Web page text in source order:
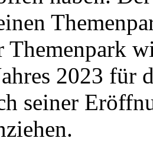
Themenpark
2023
seiner